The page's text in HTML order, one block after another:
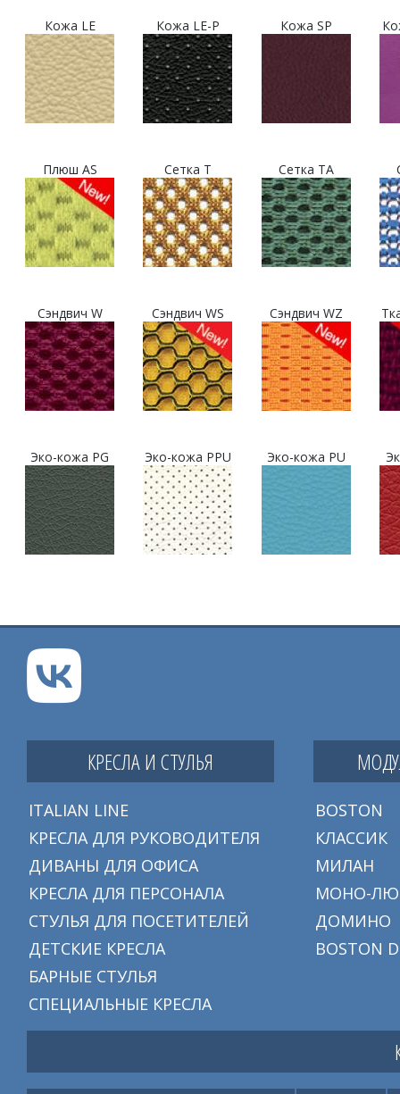
Кожа LE Кожа LE-P Кожа SP
Плюш AS Сетка T Сетка TA
Сэндвич W Сэндвич WS Сэндвич WZ
Эко-кожа PG Эко-кожа PPU Эко-кожа PU
КРЕСЛА И СТУЛЬЯ
ITALIAN LINE
КРЕСЛА ДЛЯ РУКОВОДИТЕЛЯ
ДИВАНЫ ДЛЯ ОФИСА
КРЕСЛА ДЛЯ ПЕРСОНАЛА
СТУЛЬЯ ДЛЯ ПОСЕТИТЕЛЕЙ
ДЕТСКИЕ КРЕСЛА
БАРНЫЕ СТУЛЬЯ
СПЕЦИАЛЬНЫЕ КРЕСЛА
BOSTON
КЛАССИК
МИЛАН
МОНО-
ДОМИНО
BOSTON